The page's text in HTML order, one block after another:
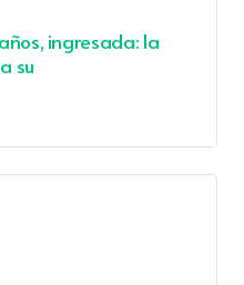
ingresada: la
su